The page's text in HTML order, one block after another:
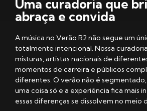
Uma curadoria que
abraça e convida
A música no Verão R2 não segue um
totalmente intencional. Nossa
misturas, artistas nacionais de
momentos de carreira e públicos
diferentes. O verão não é
uma coisa só e a experiência fica mais
essas diferenças se dissolvem no meio